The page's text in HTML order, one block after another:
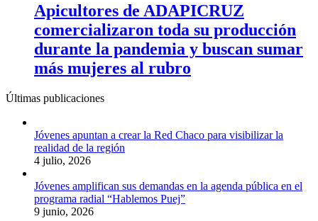
Apicultores de ADAPICRUZ
comercializaron toda su producción
durante la pandemia y buscan sumar
más mujeres al rubro
Últimas publicaciones
Jóvenes apuntan a crear la Red Chaco para visibilizar la
realidad de la región
4 julio, 2026
Jóvenes amplifican sus demandas en la agenda pública en el
programa radial “Hablemos Puej”
9 junio, 2026